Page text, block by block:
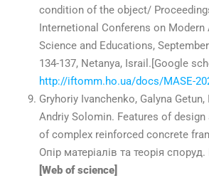
condition of the object/
Internetional Conferens on
Science and Educations,
134-137, Netanya, Israil.[Google
http://iftomm.ho.ua/docs/MASE-
Gryhoriy Ivanchenko, Galyna
Andriy Solomin. Features of
of complex reinforced concrete
Опір матеріалів та теорія
[Web of science]